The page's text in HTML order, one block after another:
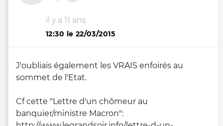
il y a 11 ans
12:30 le 22/03/2015
J'oubliais également les VRAIS enfoirés au
sommet de l'Etat.
Cf cette "Lettre d'un chômeur au
banquier/ministre Macron":